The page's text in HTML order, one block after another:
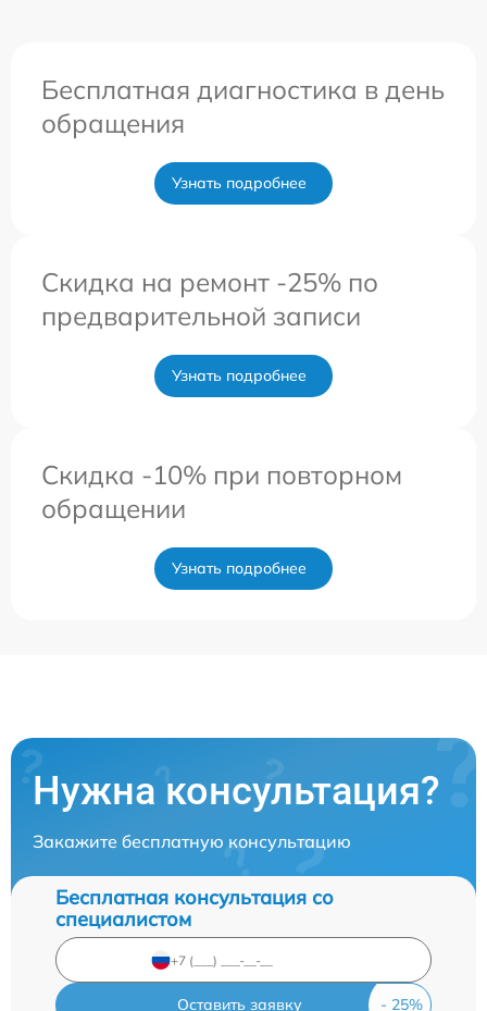
Бесплатная диагностика в день
обращения
Узнать подробнее
Скидка на ремонт -25% по
предварительной записи
Узнать подробнее
Скидка -10% при повторном
обращении
Узнать подробнее
Нужна консультация?
Закажите бесплатную консультацию
Бесплатная консультация со
специалистом
Оставить заявку